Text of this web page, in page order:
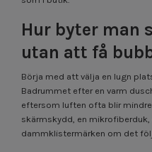
Hur byter man
utan att få
Börja med att välja en lugn
Badrummet efter en varm
eftersom luften ofta blir
skärmskydd, en
dammklistermärken om det